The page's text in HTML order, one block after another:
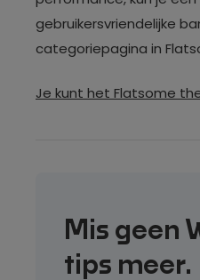
gebruikersvriendelijke
categoriepagina in
Je kunt het Flatsome
Mis geen
tips meer.